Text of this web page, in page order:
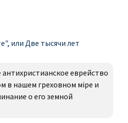
или Две тысячи лет
антихристианское еврейство
в нашем греховном міре и
о его земной